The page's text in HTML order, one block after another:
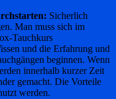
Sicherlich
Man muss sich im
Tauchkurs
und die Erfahrung und
beginnen. Wenn
innerhalb kurzer Zeit
gemacht. Die Vorteile
werden.